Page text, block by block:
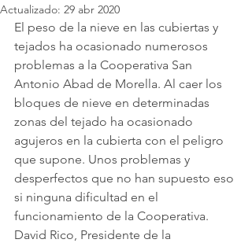
Actualizado: 29 abr 2020
El peso de la nieve en las cubiertas y
tejados ha ocasionado numerosos
problemas a la Cooperativa San
Antonio Abad de Morella. Al caer los
bloques de nieve en determinadas
zonas del tejado ha ocasionado
agujeros en la cubierta con el peligro
que supone. Unos problemas y
desperfectos que no han supuesto eso
si ninguna dificultad en el
funcionamiento de la Cooperativa.
David Rico, Presidente de la